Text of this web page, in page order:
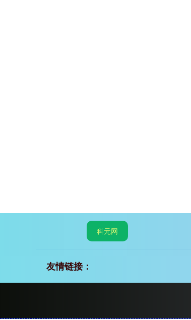
科元网
友情链接：